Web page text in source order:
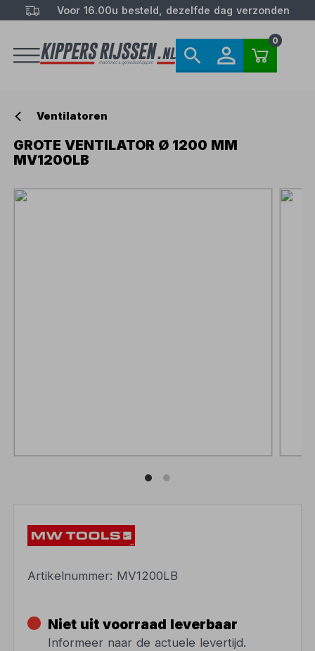
Voor 16.00u besteld, dezelfde dag verzonden
0
Ventilatoren
GROTE VENTILATOR Ø 1200 MM
MV1200LB
Artikelnummer: MV1200LB
Niet uit voorraad leverbaar
Informeer naar de actuele levertijd.